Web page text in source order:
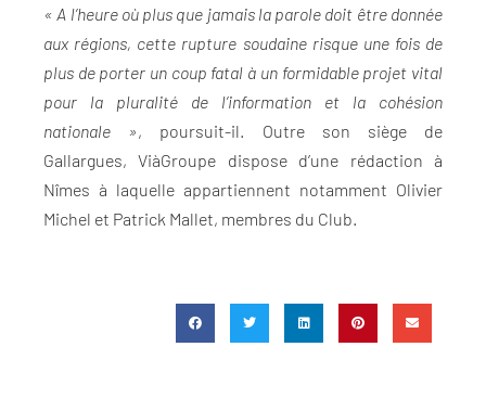
« A l’heure où plus que jamais la parole doit être donnée
aux régions, cette rupture soudaine risque une fois de
plus de porter un coup fatal à un formidable projet vital
pour la pluralité de l’information et la cohésion
nationale », poursuit-il. Outre son siège de
Gallargues, ViàGroupe dispose d’une rédaction à
Nîmes à laquelle appartiennent notamment Olivier
Michel et Patrick Mallet, membres du Club.